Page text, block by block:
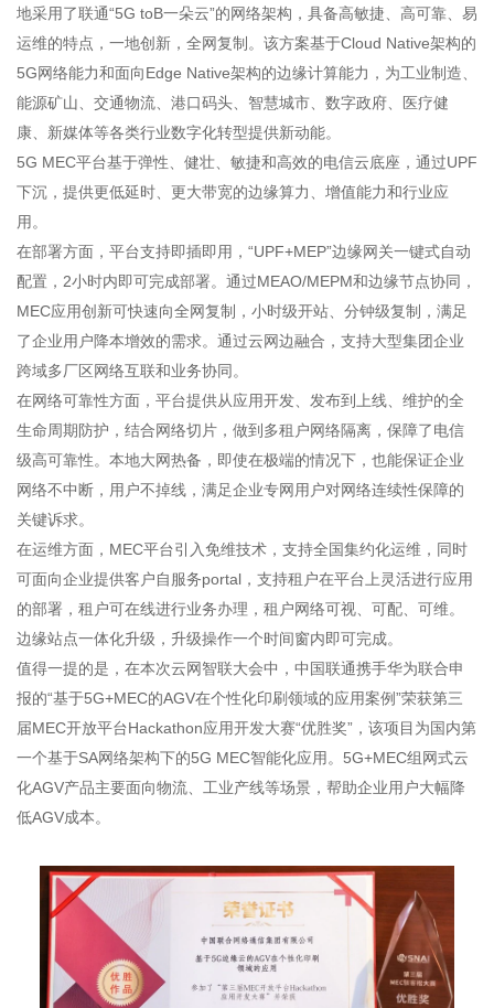
地采用了联通“5G toB一朵云”的网络架构，具备高敏捷、高可靠、易
运维的特点，一地创新，全网复制。该方案基于Cloud Native架构的
5G网络能力和面向Edge Native架构的边缘计算能力，为工业制造、
能源矿山、交通物流、港口码头、智慧城市、数字政府、医疗健
康、新媒体等各类行业数字化转型提供新动能。
5G MEC平台基于弹性、健壮、敏捷和高效的电信云底座，通过UPF
下沉，提供更低延时、更大带宽的边缘算力、增值能力和行业应
用。
在部署方面，平台支持即插即用，“UPF+MEP”边缘网关一键式自动
配置，2小时内即可完成部署。通过MEAO/MEPM和边缘节点协同，
MEC应用创新可快速向全网复制，小时级开站、分钟级复制，满足
了企业用户降本增效的需求。通过云网边融合，支持大型集团企业
跨域多厂区网络互联和业务协同。
在网络可靠性方面，平台提供从应用开发、发布到上线、维护的全
生命周期防护，结合网络切片，做到多租户网络隔离，保障了电信
级高可靠性。本地大网热备，即使在极端的情况下，也能保证企业
网络不中断，用户不掉线，满足企业专网用户对网络连续性保障的
关键诉求。
在运维方面，MEC平台引入免维技术，支持全国集约化运维，同时
可面向企业提供客户自服务portal，支持租户在平台上灵活进行应用
的部署，租户可在线进行业务办理，租户网络可视、可配、可维。
边缘站点一体化升级，升级操作一个时间窗内即可完成。
值得一提的是，在本次云网智联大会中，中国联通携手华为联合申
报的“基于5G+MEC的AGV在个性化印刷领域的应用案例”荣获第三
届MEC开放平台Hackathon应用开发大赛“优胜奖”，该项目为国内第
一个基于SA网络架构下的5G MEC智能化应用。5G+MEC组网式云
化AGV产品主要面向物流、工业产线等场景，帮助企业用户大幅降
低AGV成本。